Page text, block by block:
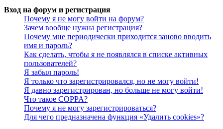
Вход на форум и регистрация
Почему я не могу войти на форум?
Зачем вообще нужна регистрация?
Почему мне периодически приходится заново вводить
имя и пароль?
Как сделать, чтобы я не появлялся в списке активных
пользователей?
Я забыл пароль!
Я только что зарегистрировался, но не могу войти!
Я давно зарегистрирован, но больше не могу войти!
Что такое COPPA?
Почему я не могу зарегистрироваться?
Для чего предназначена функция «Удалить cookies»?